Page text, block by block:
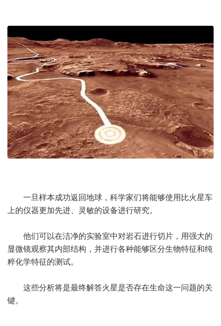
一旦样本成功返回地球，科学家们将能够使用比火星车
上的仪器更加先进、灵敏的设备进行研究。
他们可以在洁净的实验室中对岩石进行切片，用强大的
显微镜观察其内部结构，并进行各种能够区分生物特征和纯
粹化学特征的测试。
这些分析将是最终解答火星是否存在生命这一问题的关
键。